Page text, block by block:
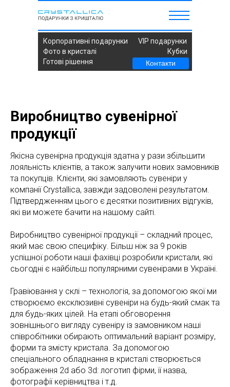
Корпоративні подарунки
Кубки
VIP подарунки
Фото в кристалі
Готові рішення
Контакти
Виробництво сувенірної
продукції
Якісна сувенірна продукція здатна у рази збільшити
лояльність клієнтів, а також залучити нових замовників
та покупців. Клієнти, які замовляють сувеніри у
компанії Crystallica, завжди задоволені результатом.
Підтвердженням цього є десятки позитивних відгуків,
які ви можете бачити на нашому сайті.
Виробництво сувенірної продукції – складний процес,
який має свою специфіку. Більш ніж за 9 років
успішної роботи наші фахівці розробили кристали, які
сьогодні є найбільш популярними сувенірами в Україні.
Гравіювання у склі – технологія, за допомогою якої ми
створюємо ексклюзивні сувеніри на будь-який смак та
для будь-яких цілей. На етапі обговорення
зовнішнього вигляду сувеніру із замовником наші
співробітники обирають оптимальний варіант розміру,
форми та змісту кристала. За допомогою
спеціального обладнання в кристалі створюється
зображення 2d або 3d: логотип фірми, її назва,
фотографії керівництва і т.д.